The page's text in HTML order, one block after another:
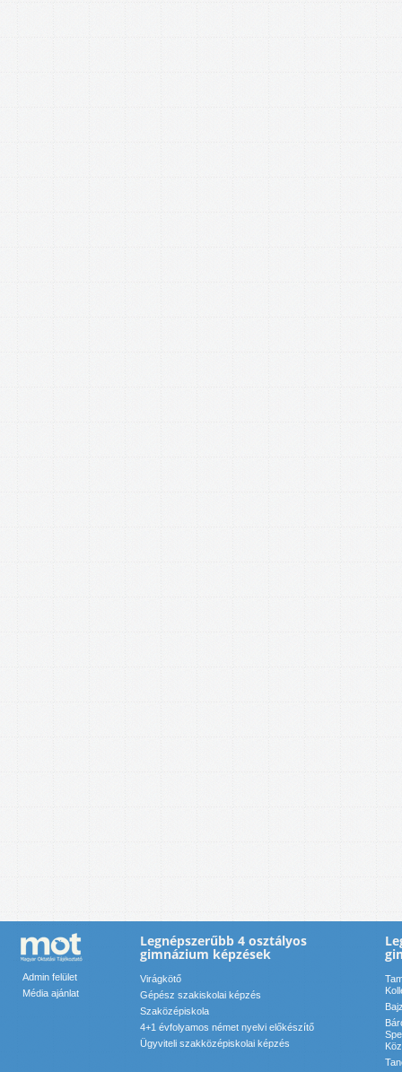
Admin felület
Média ajánlat
Legnépszerűbb 4 osztályos
gimnázium képzések
Virágkötő
Gépész szakiskolai képzés
Szaközépiskola
4+1 évfolyamos német nyelvi előkészítő
Ügyviteli szakközépiskolai képzés